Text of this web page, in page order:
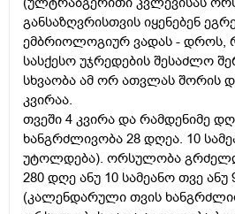
განსაზღვრისთვის იყენებენ
ემბრიოლოგიურ ვადას -
სასქესო უჯრედების შესაძლო
სხვაობა ამ ორ ათვლას შორის
კვირაა.
თვეში 4 კვირა და რამდენიმე
ხანგრძლივობა 28 დღეა. 10
უტოლდება). ორსულობა
280 დღე ანუ 10 სამეანო თვე
(კალენდარული თვის